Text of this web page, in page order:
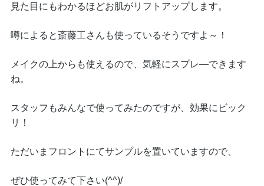
見た目にもわかるほどお肌がリフトアップします。
噂によると斎藤工さんも使っているそうですよ～！
メイクの上からも使えるので、気軽にスプレ―できます
ね。
スタッフもみんなで使ってみたのですが、効果にビック
リ！
ただいまフロントにてサンプルを置いていますので、
ぜひ使ってみて下さい(^^)/